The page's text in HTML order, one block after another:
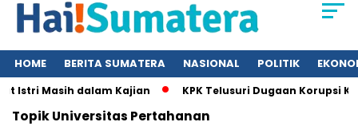
HOME BERITA SUMATERA NASIONAL POLITIK
Istri Masih dalam Kajian KPK Telusuri Dugaan Korupsi
TopikUniversitas Pertahanan